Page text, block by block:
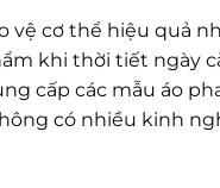
vệ cơ thể hiệu quả
khi thời tiết ngày
cấp các mẫu áo
có nhiều kinh